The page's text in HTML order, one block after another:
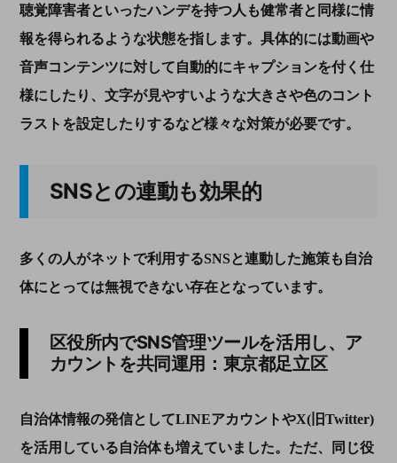
聴覚障害者といったハンデを持つ人も健常者と同様に情
報を得られるような状態を指します。具体的には動画や
音声コンテンツに対して自動的にキャプションを付く仕
様にしたり、文字が見やすいような大きさや色のコント
ラストを設定したりするなど様々な対策が必要です。
SNSとの連動も効果的
多くの人がネットで利用するSNSと連動した施策も自治
体にとっては無視できない存在となっています。
区役所内でSNS管理ツールを活用し、ア
カウントを共同運用：東京都足立区
自治体情報の発信としてLINEアカウントやX(旧Twitter)
を活用している自治体も増えていました。ただ、同じ役